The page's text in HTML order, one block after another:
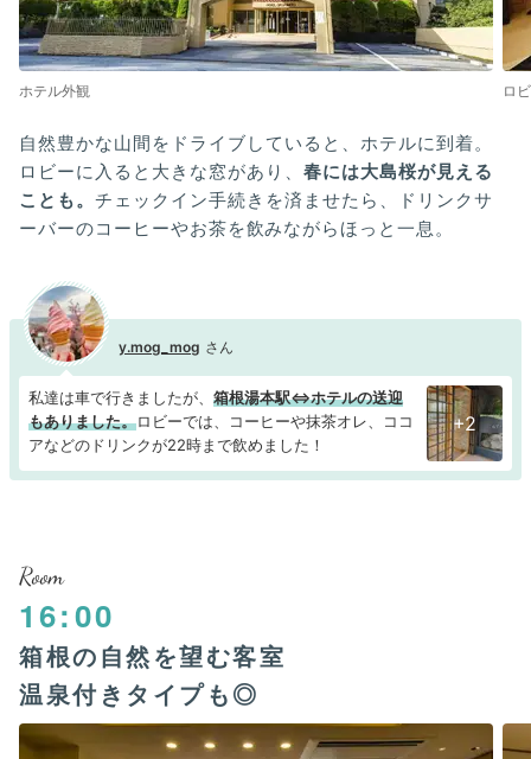
ホテル外観 ロ
自然豊かな山間をドライブしていると、ホテルに到着。
ロビーに入ると大きな窓があり、春には大島桜が見える
ことも。チェックイン手続きを済ませたら、ドリンクサ
ーバーのコーヒーやお茶を飲みながらほっと一息。
y.mog_mog
私達は車で行きましたが、 箱根湯本駅⇔ホテルの送迎
もありました。ロビーでは、コーヒーや抹茶オレ、ココ
アなどのドリンクが22時まで飲めました！
+2
Room
16:00
箱根の自然を望む客室
温泉付きタイプも◎